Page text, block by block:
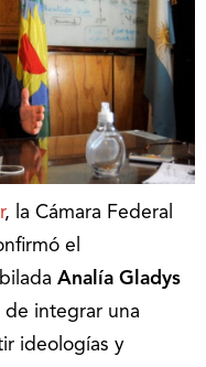
, la Cámara Federal
el
Analía Gladys
de integrar una
ideologías y